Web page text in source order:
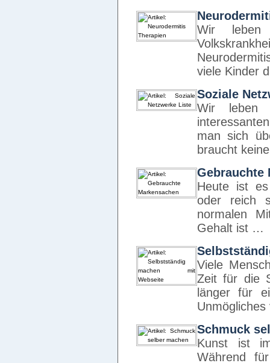
Wir
viele Kinder
Soziale
Wir leben
man sich
braucht
Gebrauchte
Heute ist
oder reich
normalen
Gehalt ist …
Viele
Zeit für die
länger für
Schmuck
Kunst ist
Während